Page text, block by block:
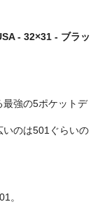
- 32×31 - ブラッ
強の5ポケットデ
いのは501ぐらいの
。